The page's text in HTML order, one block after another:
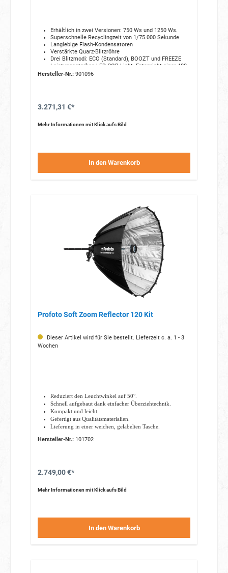
Erhältlich in zwei Versionen: 750 Ws und 1250 Ws.
Superschnelle Recyclingzeit von 1/75.000 Sekunde
Langlebige Flash-Kondensatoren
Verstärkte Quarz-Blitzröhre
Drei Blitzmodi: ECO (Standard), BOOZT und FREEZE
Leistungsstarkes LED-COB-Licht. Entspricht einer 400-
W-Halogenlampe
Hersteller-Nr.:901096
3.271,31 €*
Mehr Informationen mit Klick aufs Bild
In den Warenkorb
Profoto Soft Zoom Reflector 120 Kit
Dieser Artikel wird für Sie bestellt. Lieferzeit c. a. 1 - 3
Wochen
Reduziert den Leuchtwinkel auf 50°.
Schnell aufgebaut dank einfacher Überziehtechnik.
Kompakt und leicht.
Gefertigt aus Qualitätsmaterialien.
Lieferung in einer weichen, gelabelten Tasche.
Hersteller-Nr.:101702
2.749,00 €*
Mehr Informationen mit Klick aufs Bild
In den Warenkorb